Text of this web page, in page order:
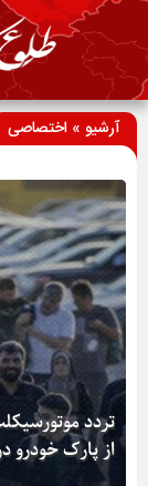
آرشیو » اختصاصی
تردد
از پارک خودرو